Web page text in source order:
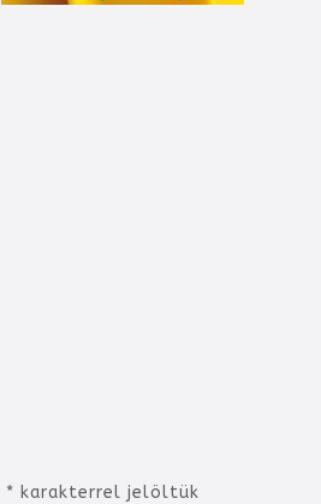
* karakterrel jelöltük